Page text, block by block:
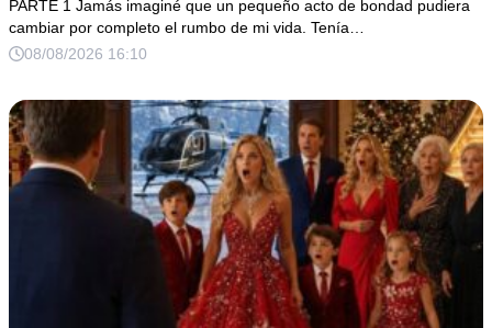
puso en mis manos una vieja bolsa de hospital que
había conservado durante años y me dijo: «Ella te eligió
PARTE 1 Jamás imaginé que un pequeño acto de bondad pudiera
cambiar por completo el rumbo de mi vida. Tenía…
08/08/2026 16:10